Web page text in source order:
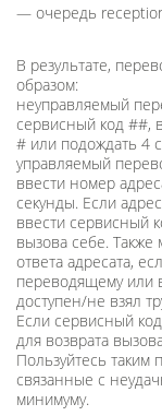
— очередь
В результате,
образом:
неуправляемый
сервисный код ##,
# или подождать 4
управляемый
ввести номер
секунды. Если
ввести сервисный
вызова себе. Также
ответа адресата,
переводящему или
доступен/не взял
Если сервисный
для возврата
Пользуйтесь
связанные с
минимуму.